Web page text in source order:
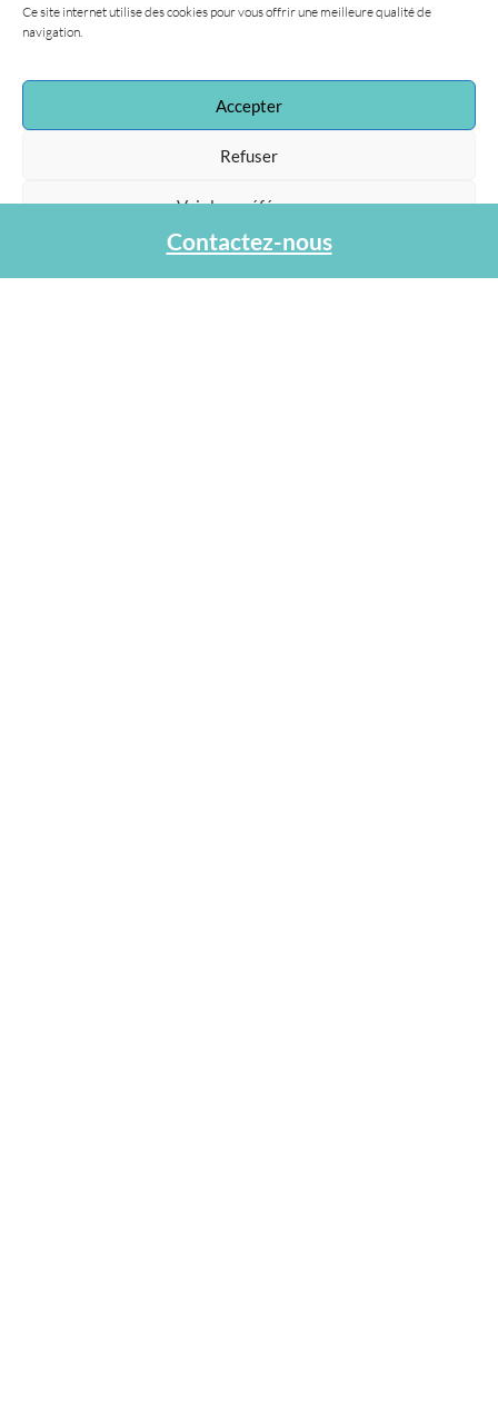
Ce site internet utilise des cookies pour vous offrir une meilleure qualité de
navigation.
Accepter
Refuser
Voir les préférences
Protection des données personnelles
Contactez-nous